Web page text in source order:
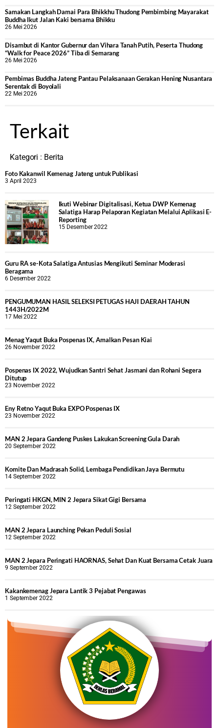
Samakan Langkah Damai Para Bhikkhu Thudong Pembimbing Mayarakat
Buddha Ikut Jalan Kaki bersama Bhikku
26 Mei 2026
Disambut di Kantor Gubernur dan Vihara Tanah Putih, Peserta Thudong
“Walk for Peace 2026” Tiba di Semarang
26 Mei 2026
‎Pembimas Buddha Jateng Pantau Pelaksanaan Gerakan Hening Nusantara
Serentak di Boyolali
22 Mei 2026
Terkait
Kategori : Berita
Foto Kakanwil Kemenag Jateng untuk Publikasi
3 April 2023
Ikuti Webinar Digitalisasi, Ketua DWP Kemenag
Salatiga Harap Pelaporan Kegiatan Melalui Aplikasi E-
Reporting
15 Desember 2022
Guru RA se-Kota Salatiga Antusias Mengikuti Seminar Moderasi
Beragama
6 Desember 2022
PENGUMUMAN HASIL SELEKSI PETUGAS HAJI DAERAH TAHUN
1443H/2022M
17 Mei 2022
Menag Yaqut Buka Pospenas IX, Amalkan Pesan Kiai
26 November 2022
Pospenas IX 2022, Wujudkan Santri Sehat Jasmani dan Rohani Segera
Ditutup
23 November 2022
Eny Retno Yaqut Buka EXPO Pospenas IX
23 November 2022
MAN 2 Jepara Gandeng Puskes Lakukan Screening Gula Darah
20 September 2022
Komite Dan Madrasah Solid, Lembaga Pendidikan Jaya Bermutu
14 September 2022
Peringati HKGN, MIN 2 Jepara Sikat Gigi Bersama
12 September 2022
MAN 2 Jepara Launching Pekan Peduli Sosial
12 September 2022
MAN 2 Jepara Peringati HAORNAS, Sehat Dan Kuat Bersama Cetak Juara
9 September 2022
Kakankemenag Jepara Lantik 3 Pejabat Pengawas
1 September 2022